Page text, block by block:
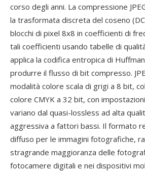
corso degli anni. La compressione
la trasformata discreta del coseno
blocchi di pixel 8x8 in coefficienti di
tali coefficienti usando tabelle di
applica la codifica entropica di
produrre il flusso di bit compresso.
modalità colore scala di grigi a 8 bit,
colore CMYK a 32 bit, con
variano dal quasi-lossless ad alta
aggressiva a fattori bassi. Il formato
diffuso per le immagini fotografiche,
stragrande maggioranza delle
fotocamere digitali e nei dispositivi